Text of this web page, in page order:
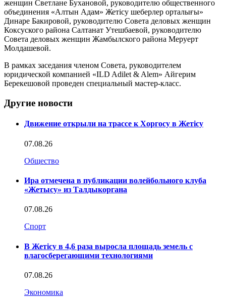
женщин Светлане Бухановой, руководителю общественного
объединения «Алтын Адам» Жетісу шеберлер орталығы»
Динаре Бакировой, руководителю Совета деловых женщин
Коксуского района Салтанат Утешбаевой, руководителю
Совета деловых женщин Жамбылского района Меруерт
Молдашевой.
В рамках заседания членом Совета, руководителем
юридической компанией «ILD Adilet & Alem» Айгерим
Берекешовой проведен специальный мастер-класс.
Другие новости
Движение открыли на трассе к Хоргосу в Жетісу
07.08.26
Общество
Ира отмечена в публикации волейбольного клуба
«Жетысу» из Талдыкоргана
07.08.26
Спорт
В Жетісу в 4,6 раза выросла площадь земель с
влагосберегающими технологиями
07.08.26
Экономика